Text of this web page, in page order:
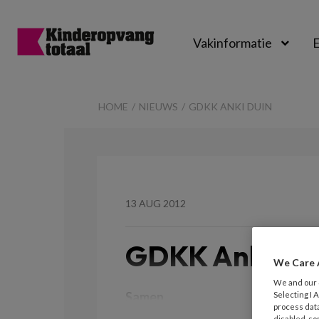
Vakinformatie
HOME NIEUWS GDKK ANKI DUIN
13 AUG 2012
GDKK Anki We Care
We and our
Selecting I
process